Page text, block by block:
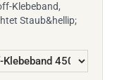
Klebeband,
Staub&hellip;